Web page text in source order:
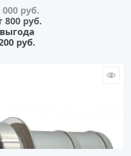
000 руб.
800 руб.
выгода
руб.